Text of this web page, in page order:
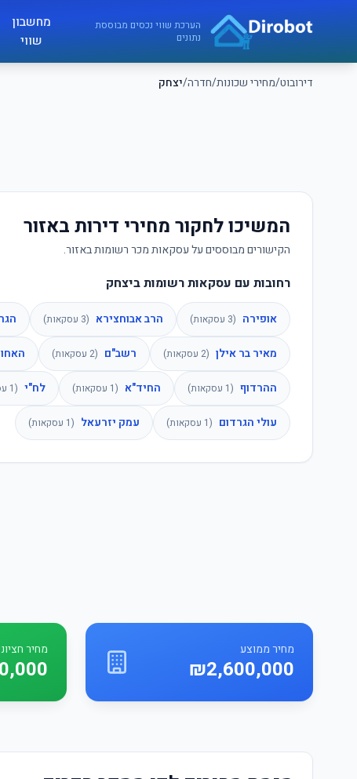
דירובוט/מחירי שכונות/חדרה/יצחק
דירובוט
הערכת שווי נכסים מבוססת
נתונים
מחשבון
שווי
המשיכו לחקור מחירי דירות באזור
הקישורים מבוססים על עסקאות מכר רשומות באזור.
רחובות עם עסקאות רשומות ביצחק
אופירה (
3 עסקאות) הרב אבוחצירא (
3 עסקאות)
מאיר בר אילן (
2 עסקאות) רשב"ם (
2 עסקאות) האחו
ההרדוף (
1 עסקאות) החיד"א (
1 עסקאות) לח"י (
1
עולי הגרדום (
1 עסקאות) עמק יזרעאל (
1 עסקאות)
מחיר ממוצע
₪2,600,000
מחיר